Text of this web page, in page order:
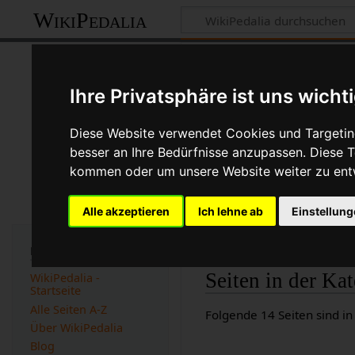
Ihre Privatsphäre ist uns
Diese Website verwendet Cookies und
besser an Ihre Bedürfnisse anzupassen. Diese
kommen oder um unsere Website weiter zu
Alle akzeptieren Ich lehne ab
WikiPedalia
Version vom 28.
(Unterschied) ←
Diese Kategorie enthält
Seiten in der
Folgende 14 Seiten sind
Navigation
WikiPedalia -
Startseite
Alle Seiten A-Z
Über WikiPedalia
Blog